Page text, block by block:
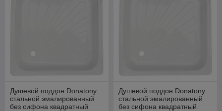
Душевой поддон Donatony
стальной эмалированный
без сифона квадратный
Душевой поддон Donatony
стальной эмалированный
без сифона квадратный